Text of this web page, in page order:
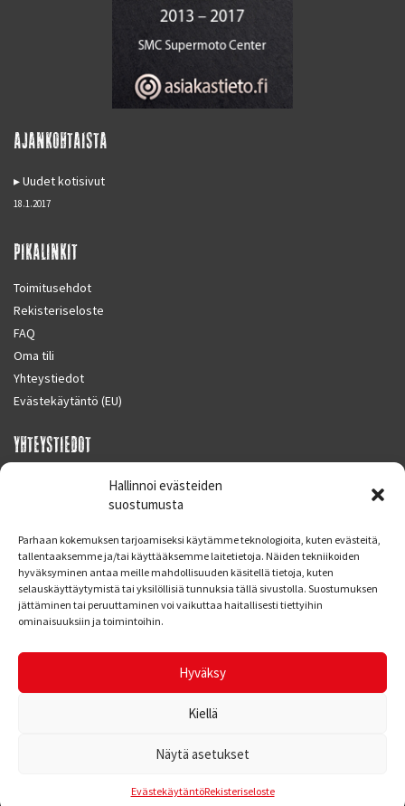
Hallinnoi evästeiden
suostumusta
Parhaan kokemuksen tarjoamiseksi käytämme teknologioita, kuten evästeitä,
tallentaaksemme ja/tai käyttääksemme laitetietoja. Näiden tekniikoiden
hyväksyminen antaa meille mahdollisuuden käsitellä tietoja, kuten
selauskäyttäytymistä tai yksilöllisiä tunnuksia tällä sivustolla. Suostumuksen
jättäminen tai peruuttaminen voi vaikuttaa haitallisesti tiettyihin
ominaisuuksiin ja toimintoihin.
Hyväksy
Kiellä
Näytä asetukset
EvästekäytäntöRekisteriseloste
AJANKOHTAISTA
Uudet kotisivut
18.1.2017
PIKALINKIT
Toimitusehdot
Rekisteriseloste
FAQ
Oma tili
Yhteystiedot
Evästekäytäntö (EU)
YHTEYSTIEDOT
SUPERMOTO CENTER
Finland
Puh. 09 221 7088
info at supermotocenter.fi
Maanantai - Tiistai 09.00 - 17.00
© Supermoto Center
Kotisivut: Web Bond Oy